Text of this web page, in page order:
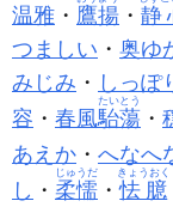
温雅 ・ 鷹揚 ・ 静
つましい ・ 奥ゆ
みじみ ・ しっぽ
容 ・ 春風駘蕩
たいとう
・
あえか ・ へなへ
し ・ 柔懦
じゅうだ
・怯臆
きょうおく